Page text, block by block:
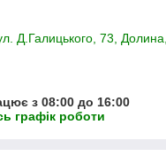
Д.Галицького, 73,
з 08:00 до 16:00
графік роботи